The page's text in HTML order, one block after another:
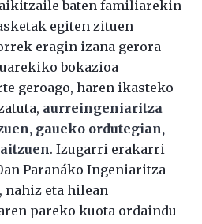
baten familiarekin
egiten zituen
eragin izana gerora
bokazioa
geroago, haren ikasteko
aurreingeniaritza
gaueko ordutegian,
. Izugarri erakarri
Paranáko Ingeniaritza
nahiz eta hilean
pareko kuota ordaindu